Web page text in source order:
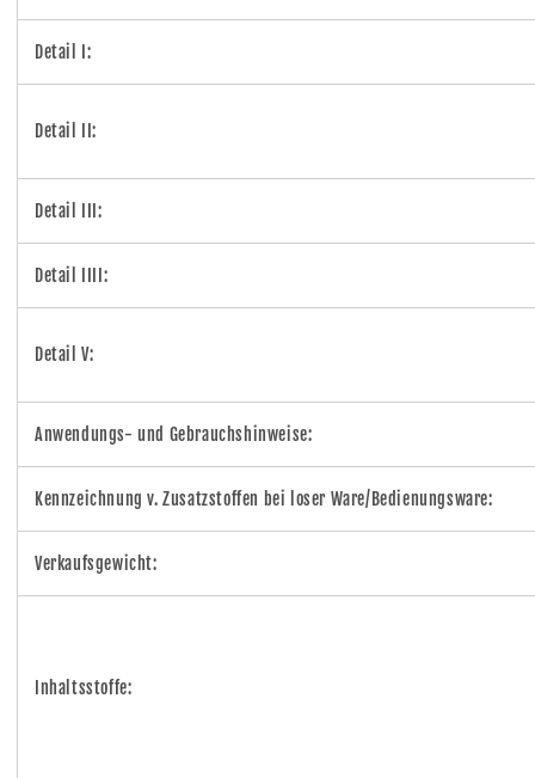
Detail I:
Detail II:
Detail III:
Detail IIII:
Detail V:
Anwendungs- und Gebrauchshinweise:
Kennzeichnung v. Zusatzstoffen bei loser Ware/Bedienungsware:
Verkaufsgewicht:
Inhaltsstoffe: